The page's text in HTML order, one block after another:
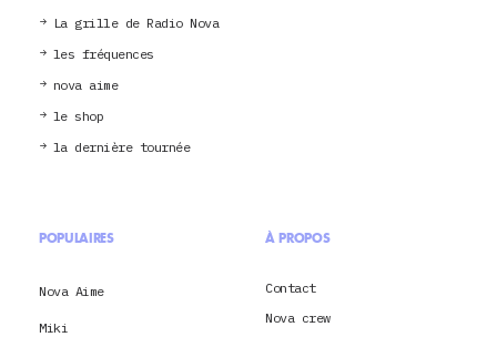
La grille de Radio Nova
les fréquences
nova aime
le shop
la dernière tournée
POPULAIRES
Nova Aime
Miki
À PROPOS
Contact
Nova crew